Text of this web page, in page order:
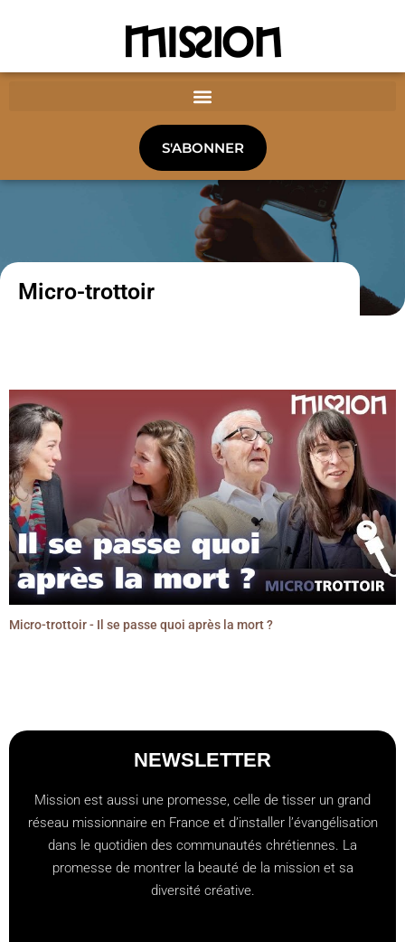
S'ABONNER
Micro-trottoir
Micro-trottoir - Il se passe quoi après la mort ?
NEWSLETTER
Mission est aussi une promesse, celle de tisser un grand
réseau missionnaire en France et d’installer l’évangélisation
dans le quotidien des communautés chrétiennes. La
promesse de montrer la beauté de la mission et sa
diversité créative.